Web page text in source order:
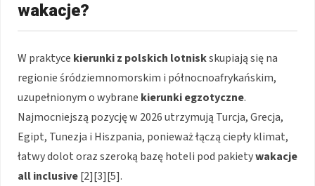
wakacje?
W praktyce kierunki z polskich lotniskskupiają się na
regionie śródziemnomorskim i północnoafrykańskim,
uzupełnionym o wybrane kierunki egzotyczne.
Najmocniejszą pozycję w 2026 utrzymują Turcja, Grecja,
Egipt, Tunezja i Hiszpania, ponieważ łączą ciepły klimat,
łatwy dolot oraz szeroką bazę hoteli pod pakietywakacje
all inclusive[2][3][5].